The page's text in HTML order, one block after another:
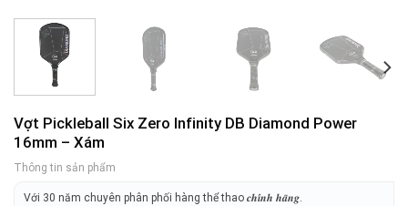
Vợt Pickleball Six Zero Infinity DB Diamond Power
16mm – Xám
Thông tin sản phẩm
Với 30 năm chuyên phân phối hàng thể thao 𝒄𝒉𝒊́𝒏𝒉 𝒉𝒂̃𝒏𝒈.